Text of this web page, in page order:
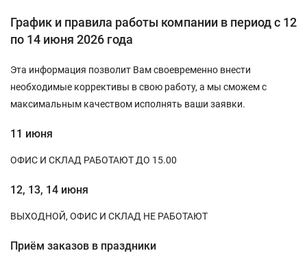
График и правила работы компании в период c 12
по 14 июня 2026 года
Эта информация позволит Вам своевременно внести
необходимые коррективы в свою работу, а мы сможем с
максимальным качеством исполнять ваши заявки.
11 июня
ОФИС И СКЛАД РАБОТАЮТ ДО 15.00
12, 13, 14 июня
ВЫХОДНОЙ, ОФИС И СКЛАД НЕ РАБОТАЮТ
Приём заказов в праздники